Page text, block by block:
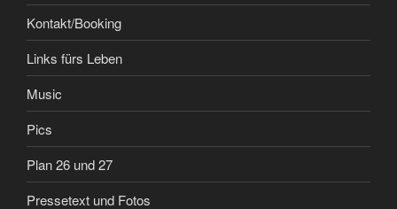
Kontakt/Booking
Links fürs Leben
Music
Pics
Plan 26 und 27
Pressetext und Fotos